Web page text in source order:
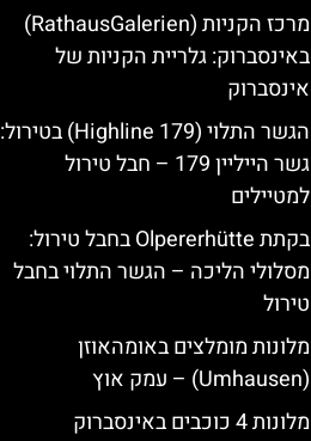
מרכז הקניות (RathausGalerien)
באינסברוק: גלריית הקניות של
אינסברוק
הגשר התלוי (Highline 179) בטירול:
גשר הייליין 179 – חבל טירול
למטיילים
בקתת Olpererhütte בחבל טירול:
מסלולי הליכה – הגשר התלוי בחבל
טירול
מלונות מומלצים באומהאוזן
(Umhausen) – עמק אוץ
מלונות 4 כוכבים באינסברוק